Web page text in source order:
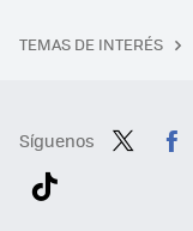
TEMAS DE INTERÉS
Síguenos